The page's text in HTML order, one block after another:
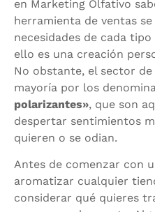
en Marketing Olfativo
herramienta de ventas
necesidades de cada
ello es una creación
No obstante, el sector
mayoría por los
polarizantes», que son
despertar sentimientos
quieren o se odian.
Antes de comenzar con
aromatizar cualquier
considerar qué quieres